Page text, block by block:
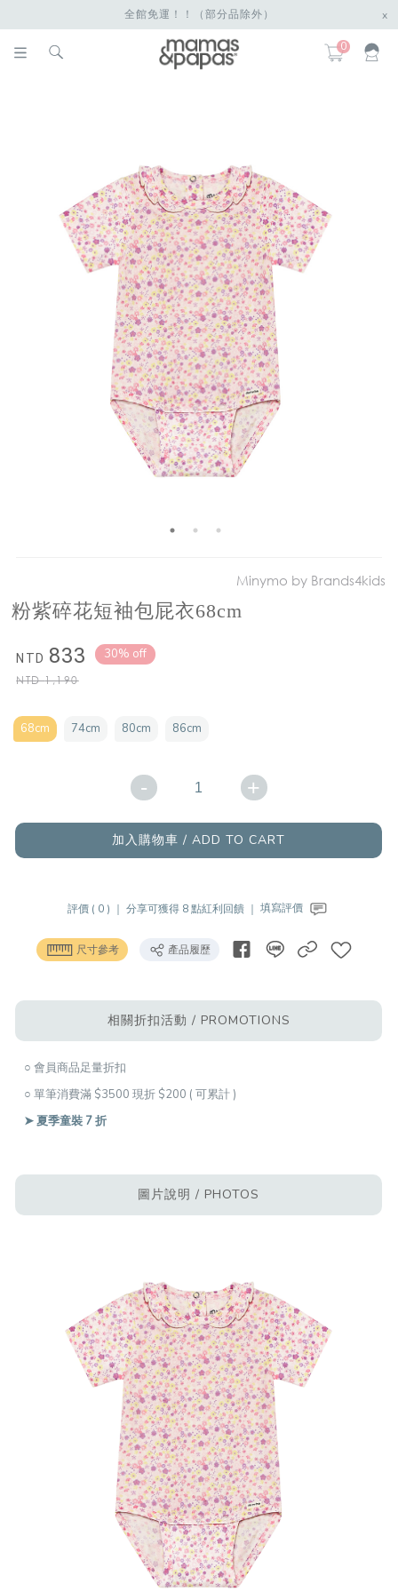
全館免運！！（部分品除外） x
0
Minymo by Brands4kids
粉紫碎花短袖包屁衣68cm
NTD 833
NTD1,190
30% off
68cm 74cm 80cm 86cm
- +
加入購物車 / ADD TO CART
評價 ( 0 ) ｜ 分享可獲得 8 點紅利回饋 ｜ 填寫評價
尺寸參考 產品履歷
相關折扣活動 / PROMOTIONS
○ 會員商品足量折扣
○ 單筆消費滿 $3500 現折 $200 ( 可累計 )
➤ 夏季童裝 7 折
圖片說明 / PHOTOS